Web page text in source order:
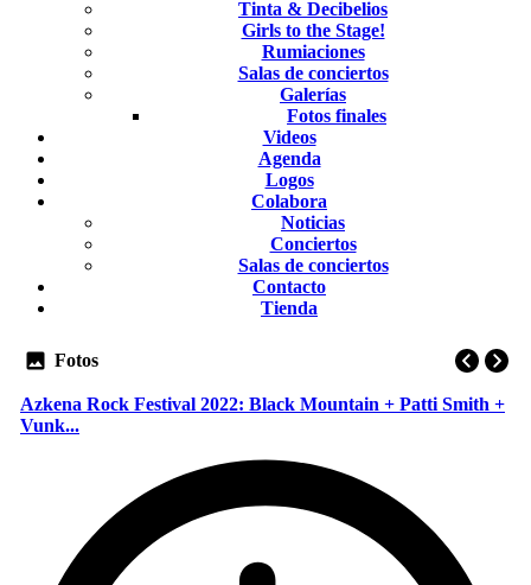
Tinta & Decibelios
Girls to the Stage!
Rumiaciones
Salas de conciertos
Galerías
Fotos finales
Videos
Agenda
Logos
Colabora
Noticias
Conciertos
Salas de conciertos
Contacto
Tienda
Fotos
Azkena Rock Festival 2022: Black Mountain + Patti Smith +
Vunk...